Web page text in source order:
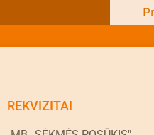
REKVIZITAI